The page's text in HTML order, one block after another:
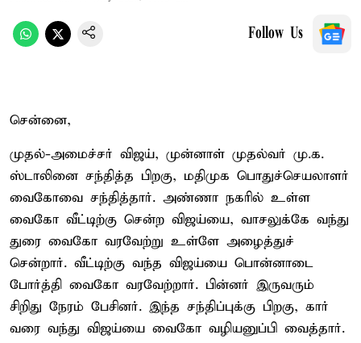
Follow Us
சென்னை,
முதல்-அமைச்சர் விஜய், முன்னாள் முதல்வர் மு.க.
ஸ்டாலினை சந்தித்த பிறகு, மதிமுக பொதுச்செயலாளர்
வைகோவை சந்தித்தார். அண்ணா நகரில் உள்ள
வைகோ வீட்டிற்கு சென்ற விஜய்யை, வாசலுக்கே வந்து
துரை வைகோ வரவேற்று உள்ளே அழைத்துச்
சென்றார். வீட்டிற்கு வந்த விஜய்யை பொன்னாடை
போர்த்தி வைகோ வரவேற்றார். பின்னர் இருவரும்
சிறிது நேரம் பேசினர். இந்த சந்திப்புக்கு பிறகு, கார்
வரை வந்து விஜய்யை வைகோ வழியனுப்பி வைத்தார்.